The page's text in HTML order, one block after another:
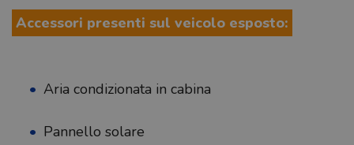
Accessori presenti sul veicolo esposto:
Aria condizionata in cabina
Pannello solare